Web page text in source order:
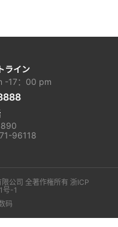
ライン
-17：00 pm
96118
公司 全著作権所有 浙ICP
号-1
码